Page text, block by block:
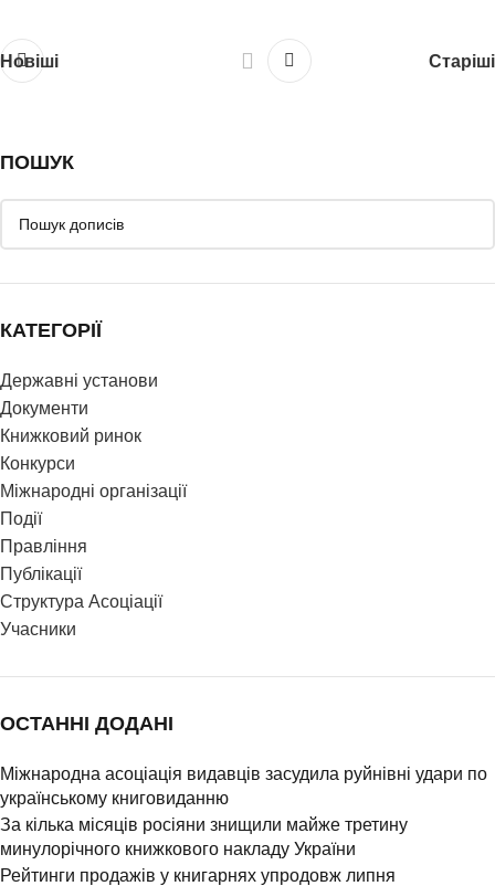
Новіші Старіші
ПОШУК
КАТЕГОРІЇ
Державні установи
Документи
Книжковий ринок
Конкурси
Міжнародні організації
Події
Правління
Публікації
Структура Асоціації
Учасники
ОСТАННІ ДОДАНІ
Міжнародна асоціація видавців засудила руйнівні удари по
українському книговиданню
За кілька місяців росіяни знищили майже третину
минулорічного книжкового накладу України
Рейтинги продажів у книгарнях упродовж липня